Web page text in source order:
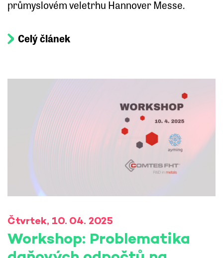
průmyslovém veletrhu Hannover Messe.
Celý článek
Čtvrtek, 10. 04. 2025
Workshop: Problematika